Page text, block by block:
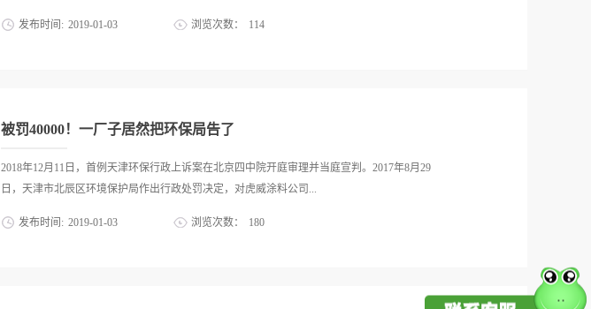
产比例低于去年 10月29日，山西吕梁市生态环境保护领导小组办公室发布通知，为有效治
超为达标。要检测甲醛超不超标，按照不同的靠谱程度排序如下：甲醛试纸，不靠谱排第一。
网上卖的一大堆，别说，销量好的很，基本上二三十块一盒，买这种的基本上也就求个心理安
慰吧，骗一下自己，没问题可以安心入住了。某甲醛试纸色卡手持式电化学甲醛测试仪。网上
五花八门，不同价位不同产品多得离谱，有的甚至比试纸价格还低。这种机器最关键的就是传
的话，可以考虑选用了达特传感器的检测仪，传感器价格200左右，加上其他成本，整个测试仪
发布时间: 2019-01-03 浏览次数： 114
被罚40000！一厂子居然把环保局告了
2018年12月11日，首例天津环保行政上诉案在北京四中院开庭审理并当庭宣判。2017年8月29
日，天津市北辰区环境保护局作出行政处罚决定，对虎威涂料公司...
经按照相关部门要求停产，没有进行任何生产经营。2）天津市北辰区环保局对与其存在同样违
发布时间: 2019-01-03 浏览次数： 180